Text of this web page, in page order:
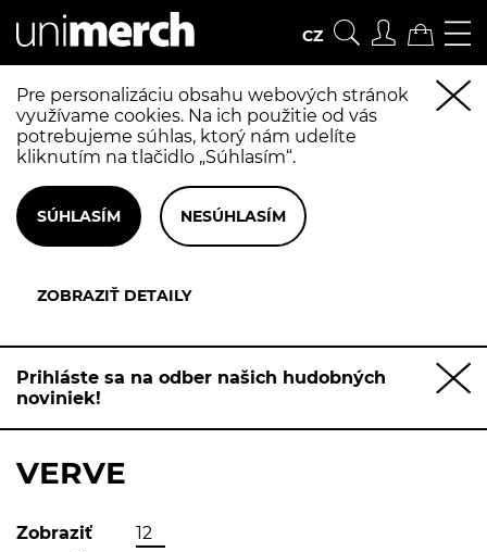
CZ
Pre personalizáciu obsahu webových stránok
využívame cookies. Na ich použitie od vás
potrebujeme súhlas, ktorý nám udelíte
kliknutím na tlačidlo „Súhlasím“.
Prihláste sa na odber našich hudobných
noviniek!
VERVE
Zobraziť